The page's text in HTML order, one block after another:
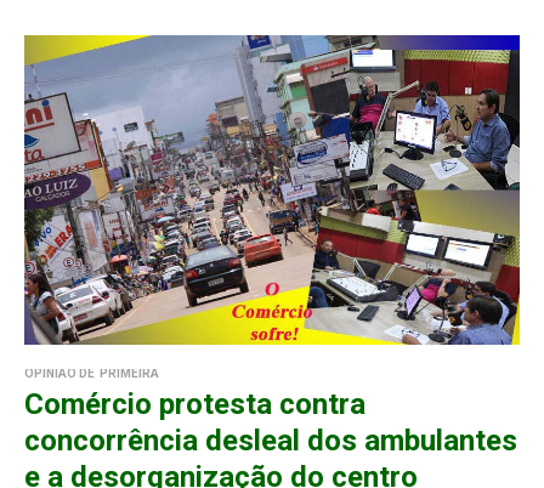
OPINIÃO DE PRIMEIRA
Comércio protesta contra
concorrência desleal dos ambulantes
e a desorganização do centro